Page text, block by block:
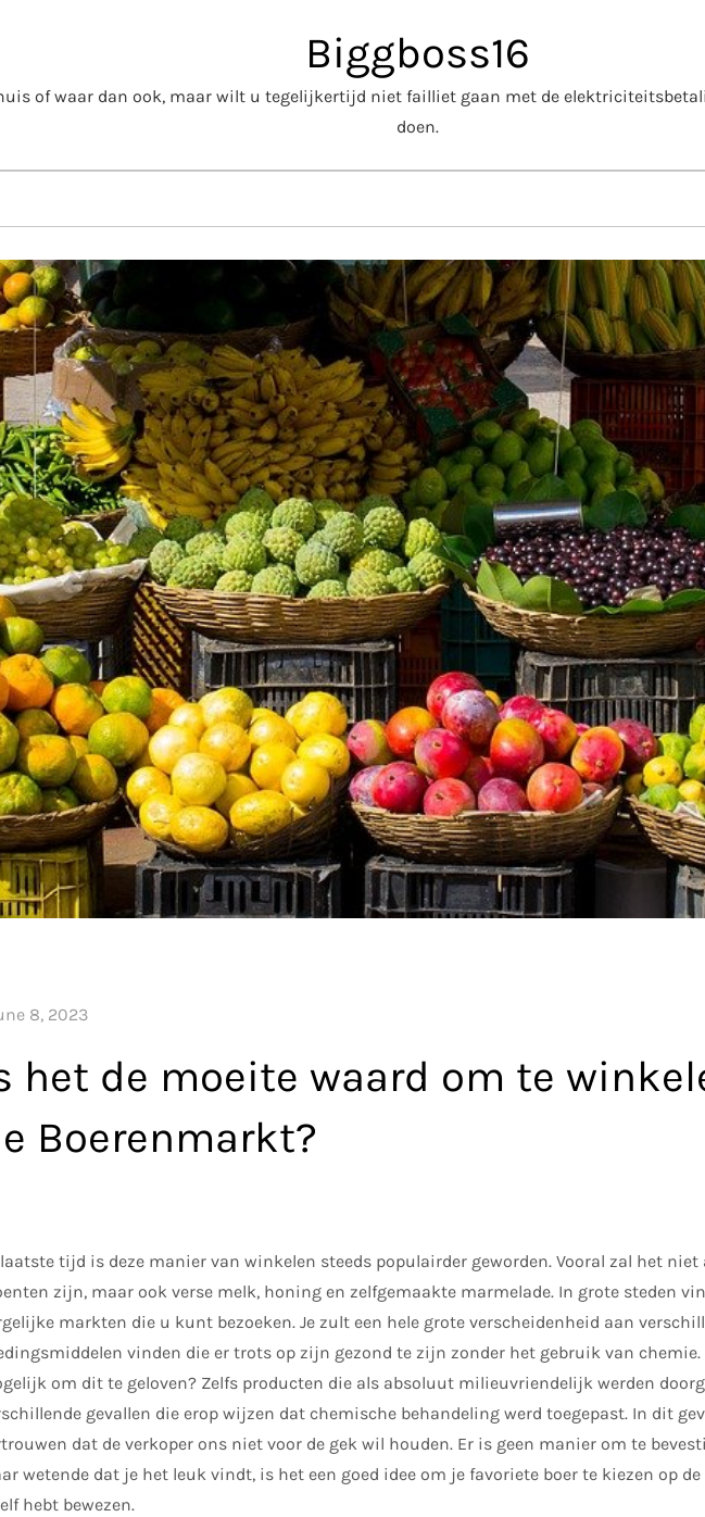
Biggboss16
of waar dan ook, maar wilt u tegelijkertijd niet failliet gaan met de
doen.
het de moeite waard om te
Boerenmarkt?
tijd is deze manier van winkelen steeds populairder geworden. Vooral zal het
zijn, maar ook verse melk, honing en zelfgemaakte marmelade. In grote steden
markten die u kunt bezoeken. Je zult een hele grote verscheidenheid aan
vinden die er trots op zijn gezond te zijn zonder het gebruik van chemie.
om dit te geloven? Zelfs producten die als absoluut milieuvriendelijk werden
gevallen die erop wijzen dat chemische behandeling werd toegepast. In dit
dat de verkoper ons niet voor de gek wil houden. Er is geen manier om te
wetende dat je het leuk vindt, is het een goed idee om je favoriete boer te kiezen op
hebt bewezen.